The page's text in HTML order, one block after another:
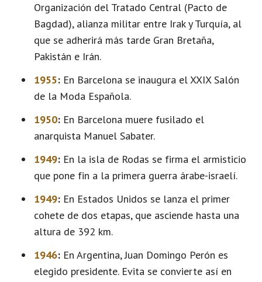
Organización del Tratado Central (Pacto de
Bagdad), alianza militar entre Irak y Turquía, al
que se adherirá más tarde Gran Bretaña,
Pakistán e Irán.
1955: En Barcelona se inaugura el XXIX Salón
de la Moda Española.
1950: En Barcelona muere fusilado el
anarquista Manuel Sabater.
1949: En la isla de Rodas se firma el armisticio
que pone fin a la primera guerra árabe-israelí.
1949: En Estados Unidos se lanza el primer
cohete de dos etapas, que asciende hasta una
altura de 392 km.
1946: En Argentina, Juan Domingo Perón es
elegido presidente. Evita se convierte así en